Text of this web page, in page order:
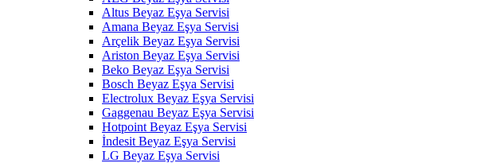
Altus Beyaz Eşya Servisi
Amana Beyaz Eşya Servisi
Arçelik Beyaz Eşya Servisi
Ariston Beyaz Eşya Servisi
Beko Beyaz Eşya Servisi
Bosch Beyaz Eşya Servisi
Electrolux Beyaz Eşya Servisi
Gaggenau Beyaz Eşya Servisi
Hotpoint Beyaz Eşya Servisi
İndesit Beyaz Eşya Servisi
LG Beyaz Eşya Servisi